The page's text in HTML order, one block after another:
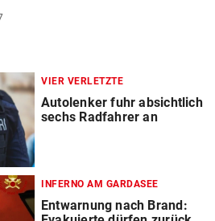
VIER VERLETZTE
Autolenker fuhr absichtlich
sechs Radfahrer an
INFERNO AM GARDASEE
Entwarnung nach Brand: